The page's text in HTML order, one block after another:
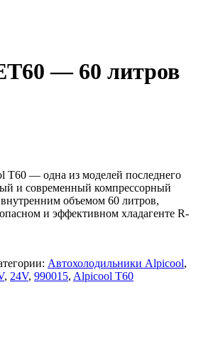
— 60 литров
— одна из моделей последнего
и современный компрессорный
объемом 60 литров,
и эффективном хладагенте R-
Автохолодильники Alpicool,
, 24V, 990015, Alpicool T60